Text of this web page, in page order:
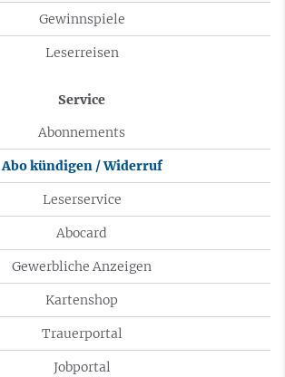
Gewinnspiele
Leserreisen
Service
Abonnements
Abo kündigen / Widerruf
Leserservice
Abocard
Gewerbliche Anzeigen
Kartenshop
Trauerportal
Jobportal